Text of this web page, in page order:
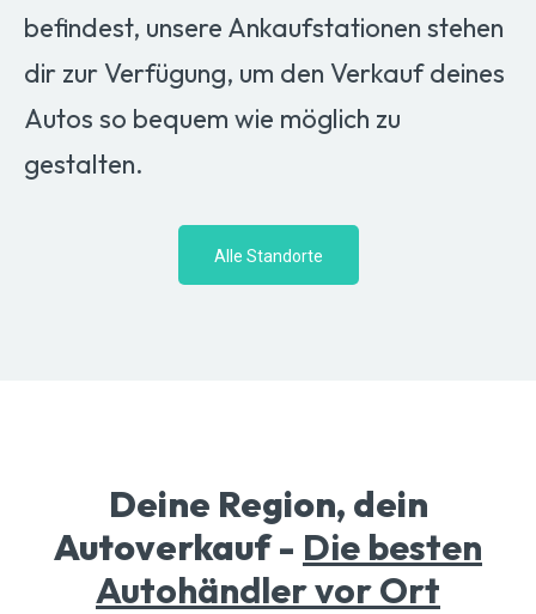
befindest, unsere Ankaufstationen stehen
dir zur Verfügung, um den Verkauf deines
Autos so bequem wie möglich zu
gestalten.
Alle Standorte
Deine Region, dein
Autoverkauf - Die besten
Autohändler vor Ort